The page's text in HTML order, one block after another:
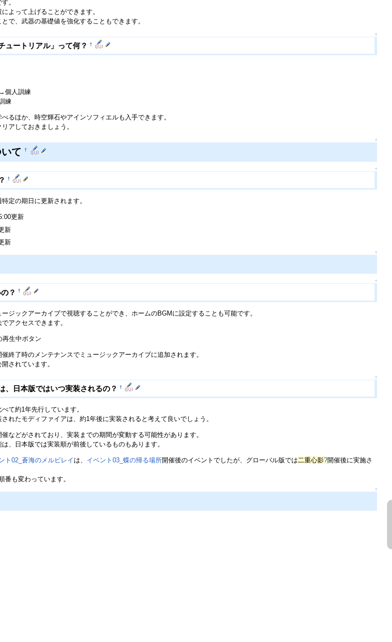
。
よって上げることができます。
で、武器の基礎値を強化することもできます。
↑
ュートリアル」って何？†
個人訓練
練
るほか、時空輝石やアインソフィエルも入手できます。
アしておきましょう。
↑
て †
↑
†
定の期日に更新されます。
更新
新
新
↑
↑
の？†
ジックアーカイブで視聴することができ、ホームのBGMに設定することも可能です。
アクセスできます。
生中ボタン
終了時のメンテナンスでミュージックアーカイブに追加されます。
されています。
↑
、日本版ではいつ実装されるの？†
て約1年先行しています。
れたモディファイアは、約1年後に実装されると考えて良いでしょう。
などがされており、実装までの期間が変動する可能性があります。
、日本版では実装順が前後しているものもあります。
ト02_蒼海のメルビレイ は、 イベント03_蝶の帰る場所開催後のイベントでしたが、グローバル版では二重心影?開催後に実施さ
番も変わっています。
↑